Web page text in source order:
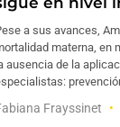
a sus avances,
materna, en
ausencia de la
Frayssinet